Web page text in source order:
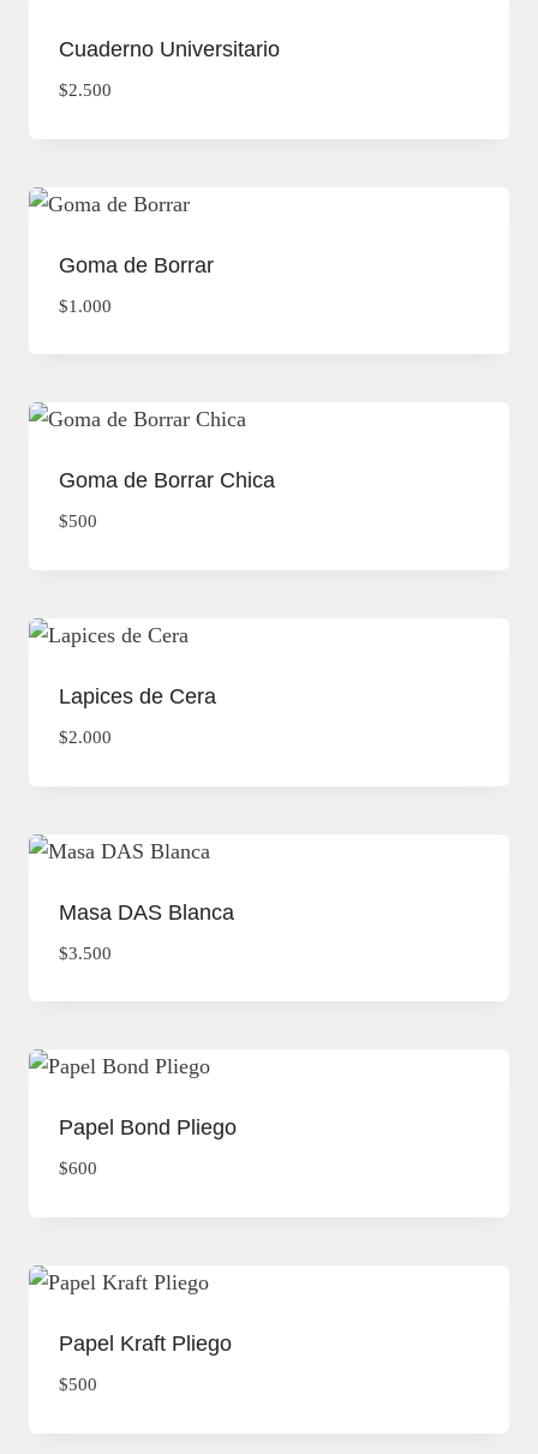
Cuaderno Universitario
$2.500
Goma de Borrar
$1.000
Goma de Borrar Chica
$500
Lapices de Cera
$2.000
Masa DAS Blanca
$3.500
Papel Bond Pliego
$600
Papel Kraft Pliego
$500